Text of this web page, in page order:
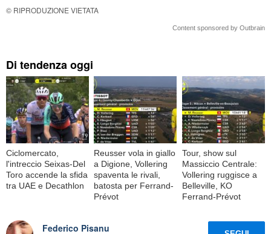
© RIPRODUZIONE VIETATA
Content sponsored by Outbrain
Di tendenza oggi
Ciclomercato,
l'intreccio Seixas-Del
Toro accende la sfida
tra UAE e Decathlon
Reusser vola in giallo
a Digione, Vollering
spaventa le rivali,
batosta per Ferrand-
Prévot
Tour, show sul
Massiccio Centrale:
Vollering ruggisce a
Belleville, KO
Ferrand-Prévot
Federico Pisanu